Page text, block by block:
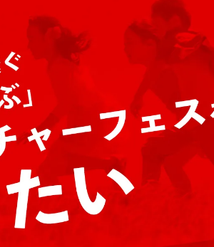
ゲーム・サービス開発
書籍・雑誌出版
チャレンジ
CAMPFIRE for Social Good
CAMPFIREふるさと納税